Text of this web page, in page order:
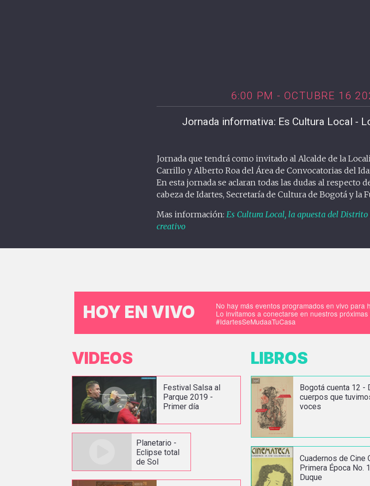
6:00 PM - OCTUBRE 16
Jornada informativa: Es Cultura Local -
Jornada que tendrá como invitado al Alcalde de la
Carrillo y Alberto Roa del Área de Convocatorias del
En esta jornada se aclaran todas las dudas al respecto
cabeza de Idartes, Secretaría de Cultura de Bogotá y la
Mas información: Es Cultura Local, la apuesta del
creativo
HOY EN VIVO
No hay más eventos programados en vivo para
Lo invitamos a conectarse en nuestros
#IdartesSeMudaaTuCasa
VIDEOS
Festival Salsa al
Parque 2019 -
Primer día
Planetario -
Eclipse total
de Sol
LIBROS
Bogotá cuenta 12 -
cuerpos que
voces
Cuadernos de Cine
Primera Época No.
Duque